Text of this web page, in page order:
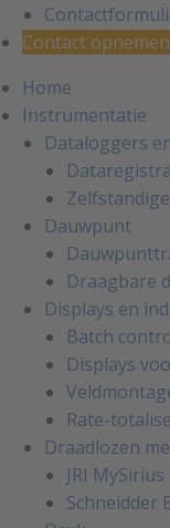
Contact opnemen
Home
Instrumentatie
Dataloggers
Dauwpunt
Draagbare
Displays en
Batch
Displays
Rate-
Draadlozen
JRI MySirius
Schneidder